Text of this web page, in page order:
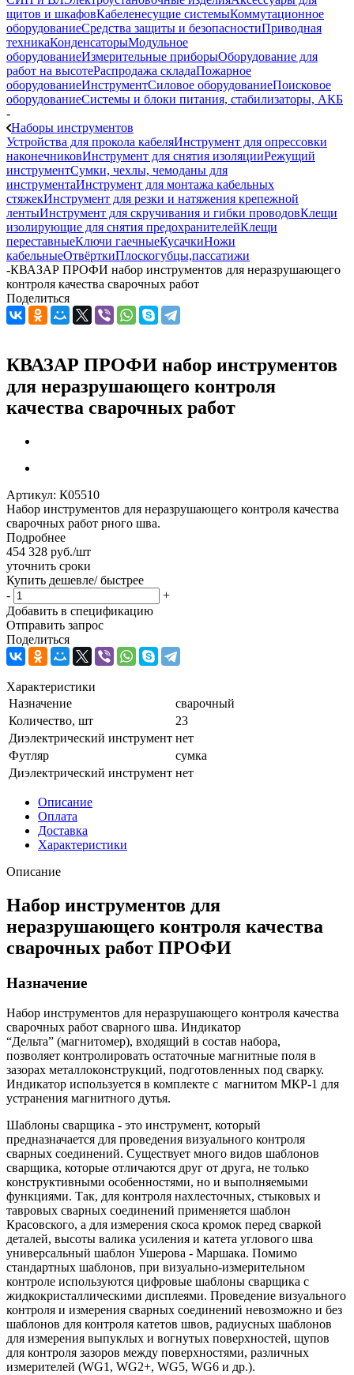
щитов и шкафовКабеленесущие системыКоммутационное
оборудованиеСредства защиты и безопасностиПриводная
техникаКонденсаторыМодульное
оборудованиеИзмерительные приборыОборудование для
работ на высотеРаспродажа складаПожарное
оборудованиеИнструментСиловое оборудованиеПоисковое
оборудованиеСистемы и блоки питания, стабилизаторы, АКБ
-
Наборы инструментов
Устройства для прокола кабеляИнструмент для опрессовки
наконечниковИнструмент для снятия изоляцииРежущий
инструментСумки, чехлы, чемоданы для
инструментаИнструмент для монтажа кабельных
стяжекИнструмент для резки и натяжения крепежной
лентыИнструмент для скручивания и гибки проводовКлещи
изолирующие для снятия предохранителейКлещи
переставныеКлючи гаечныеКусачкиНожи
кабельныеОтвёрткиПлоскогубцы,пассатижи
-КВАЗАР ПРОФИ набор инструментов для неразрушающего
контроля качества сварочных работ
Поделиться
КВАЗАР ПРОФИ набор инструментов
для неразрушающего контроля
качества сварочных работ
Артикул: К05510
Набор инструментов для неразрушающего контроля качества
сварочных работ рного шва.
Подробнее
454 328 руб./шт
уточнить сроки
Купить дешевле/ быстрее
-
+
Добавить в спецификацию
Отправить запрос
Поделиться
Характеристики
Назначение
сварочный
Количество, шт
23
Диэлектрический инструмент нет
Футляр
сумка
Диэлектрический инструмент нет
Описание
Оплата
Доставка
Характеристики
Описание
Набор инструментов для
неразрушающего контроля качества
сварочных работ ПРОФИ
Назначение
Набор инструментов для неразрушающего контроля качества
сварочных работ сварного шва. Индикатор
“Дельта” (магнитомер), входящий в состав набора,
позволяет контролировать остаточные магнитные поля в
зазорах металлоконструкций, подготовленных под сварку.
Индикатор используется в комплекте с магнитом МКР-1 для
устранения магнитного дутья.
Шаблоны сварщика - это инструмент, который
предназначается для проведения визуального контроля
сварных соединений. Существует много видов шаблонов
сварщика, которые отличаются друг от друга, не только
конструктивными особенностями, но и выполняемыми
функциями. Так, для контроля нахлесточных, стыковых и
тавровых сварных соединений применяется шаблон
Красовского, а для измерения скоса кромок перед сваркой
деталей, высоты валика усиления и катета углового шва
универсальный шаблон Ушерова - Маршака. Помимо
стандартных шаблонов, при визуально-измерительном
контроле используются цифровые шаблоны сварщика с
жидкокристаллическими дисплеями. Проведение визуального
контроля и измерения сварных соединений невозможно и без
шаблонов для контроля катетов швов, радиусных шаблонов
для измерения выпуклых и вогнутых поверхностей, щупов
для контроля зазоров между поверхностями, различных
измерителей (WG1, WG2+, WG5, WG6 и др.).